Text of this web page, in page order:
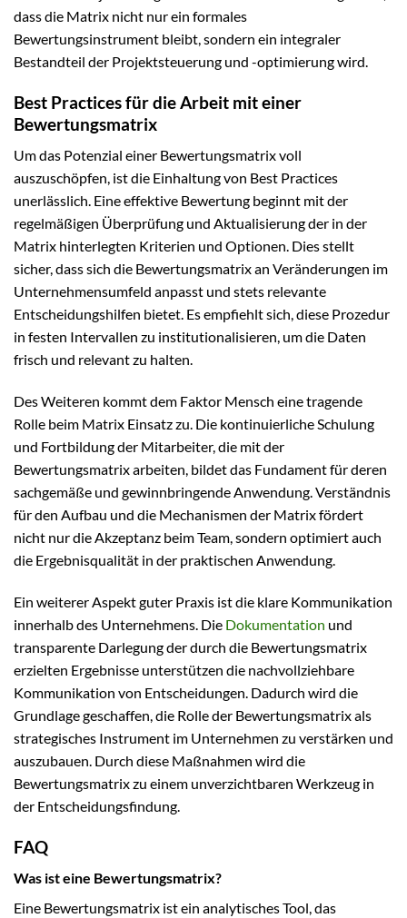
dass die Matrix nicht nur ein formales
Bewertungsinstrument bleibt, sondern ein integraler
Bestandteil der Projektsteuerung und -optimierung wird.
Best Practices für die Arbeit mit einer
Bewertungsmatrix
Um das Potenzial einer Bewertungsmatrix voll
auszuschöpfen, ist die Einhaltung von Best Practices
unerlässlich. Eine effektive Bewertung beginnt mit der
regelmäßigen Überprüfung und Aktualisierung der in der
Matrix hinterlegten Kriterien und Optionen. Dies stellt
sicher, dass sich die Bewertungsmatrix an Veränderungen im
Unternehmensumfeld anpasst und stets relevante
Entscheidungshilfen bietet. Es empfiehlt sich, diese Prozedur
in festen Intervallen zu institutionalisieren, um die Daten
frisch und relevant zu halten.
Des Weiteren kommt dem Faktor Mensch eine tragende
Rolle beim Matrix Einsatz zu. Die kontinuierliche Schulung
und Fortbildung der Mitarbeiter, die mit der
Bewertungsmatrix arbeiten, bildet das Fundament für deren
sachgemäße und gewinnbringende Anwendung. Verständnis
für den Aufbau und die Mechanismen der Matrix fördert
nicht nur die Akzeptanz beim Team, sondern optimiert auch
die Ergebnisqualität in der praktischen Anwendung.
Ein weiterer Aspekt guter Praxis ist die klare Kommunikation
innerhalb des Unternehmens. Die Dokumentation und
transparente Darlegung der durch die Bewertungsmatrix
erzielten Ergebnisse unterstützen die nachvollziehbare
Kommunikation von Entscheidungen. Dadurch wird die
Grundlage geschaffen, die Rolle der Bewertungsmatrix als
strategisches Instrument im Unternehmen zu verstärken und
auszubauen. Durch diese Maßnahmen wird die
Bewertungsmatrix zu einem unverzichtbaren Werkzeug in
der Entscheidungsfindung.
FAQ
Was ist eine Bewertungsmatrix?
Eine Bewertungsmatrix ist ein analytisches Tool, das